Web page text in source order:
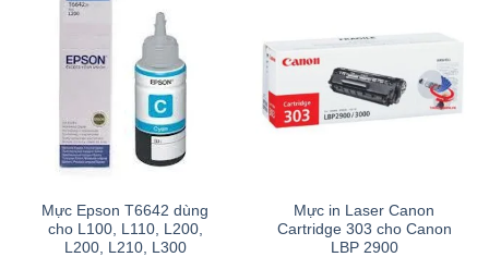
Mực Epson T6642 dùng
cho L100, L110, L200,
L200, L210, L300
Mực in Laser Canon
Cartridge 303 cho Canon
LBP 2900